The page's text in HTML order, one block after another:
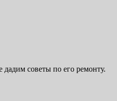
советы по его ремонту.